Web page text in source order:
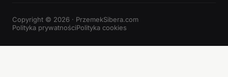
Copyright © 2026 · PrzemekSibera.com
Polityka prywatnościPolityka cookies